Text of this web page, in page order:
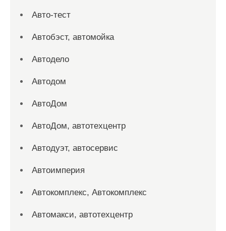
Авто-тест
Автобэст, автомойка
Автодело
Автодом
АвтоДом
АвтоДом, автотехцентр
Автодуэт, автосервис
Автоимперия
Автокомплекс, Автокомплекс
Автомакси, автотехцентр